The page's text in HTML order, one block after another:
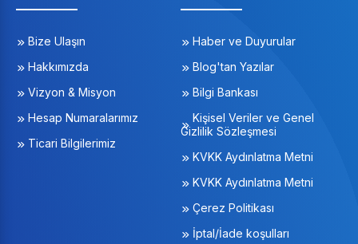
Bize Ulaşın
Hakkımızda
Vizyon & Misyon
Hesap Numaralarımız
Ticari Bilgilerimiz
Haber ve Duyurular
Blog'tan Yazılar
Bilgi Bankası
Kişisel Veriler ve Genel
Gizlilik Sözleşmesi
KVKK Aydınlatma Metni
KVKK Aydınlatma Metni
Çerez Politikası
İptal/İade koşulları